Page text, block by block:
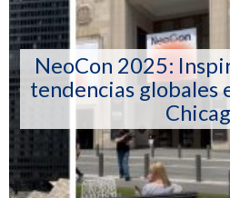
NeoCon 2025:
tendencias globales